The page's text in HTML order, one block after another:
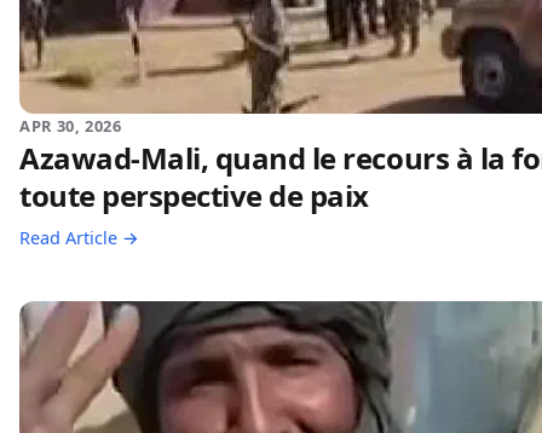
APR 30, 2026
Azawad-Mali, quand le recours à la
toute perspective de paix
Read Article →